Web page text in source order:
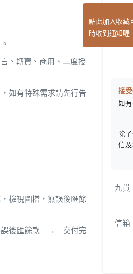
、轉賣、商用、二度授
如有特殊需求請先行告
圖檔，無誤後匯餘
後匯餘款 → 交付完
接
如
除
信及
九貫
信箱
點此加入收藏
時收到通知喔！